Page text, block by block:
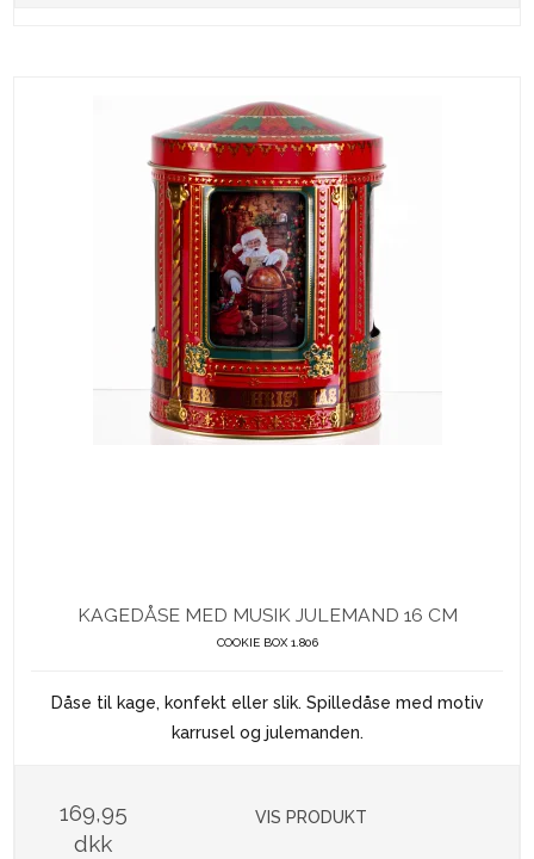
KAGEDÅSE MED MUSIK JULEMAND 16 CM
COOKIE BOX 1.806
Dåse til kage, konfekt eller slik. Spilledåse med motiv
karrusel og julemanden.
169,95
dkk
VIS PRODUKT